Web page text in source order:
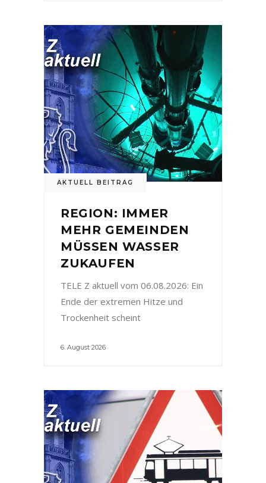
AKTUELL BEITRAG
REGION: IMMER
MEHR GEMEINDEN
MÜSSEN WASSER
ZUKAUFEN
TELE Z aktuell vom 06.08.2026: Ein
Ende der extremen Hitze und
Trockenheit scheint
6. August 2026